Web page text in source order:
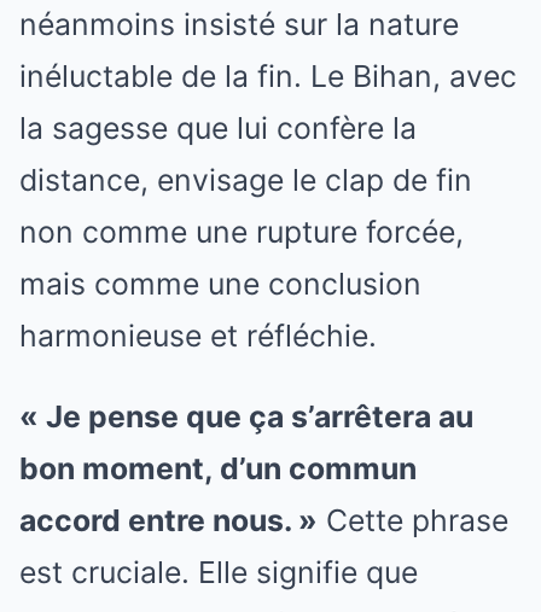
néanmoins insisté sur la nature
inéluctable de la fin. Le Bihan, avec
la sagesse que lui confère la
distance, envisage le clap de fin
non comme une rupture forcée,
mais comme une conclusion
harmonieuse et réfléchie.
« Je pense que ça s’arrêtera au
bon moment, d’un commun
accord entre nous. » Cette phrase
est cruciale. Elle signifie que